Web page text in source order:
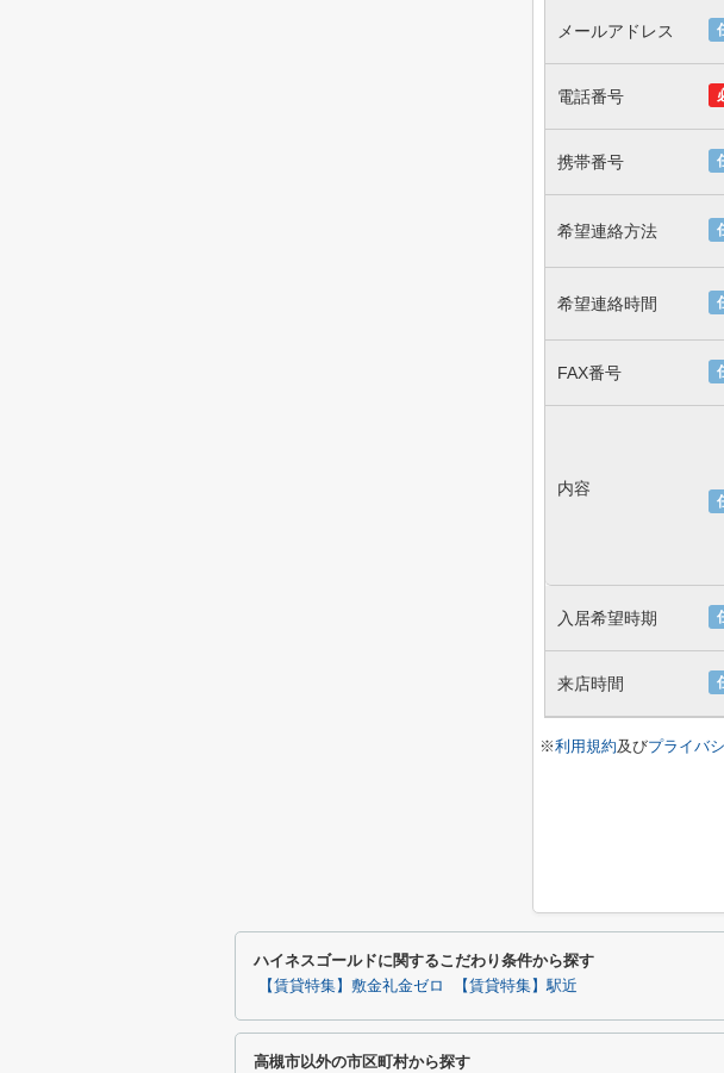
メールアドレス
電話番号
携帯番号
希望連絡方法
希望連絡時間
FAX番号
内容
入居希望時期
来店時間
※利用規約及びプライバ
ハイネスゴールドに関するこだわり条件から探す
【賃貸特集】敷金礼金ゼロ 【賃貸特集】駅近
高槻市以外の市区町村から探す